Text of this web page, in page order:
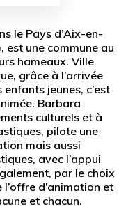
le Pays d’Aix-en-
est une commune au
hameaux. Ville
grâce à l’arrivée
jeunes, c’est
Barbara
culturels et à
pilote une
mais aussi
avec l’appui
par le choix
d’animation et
et chacun.